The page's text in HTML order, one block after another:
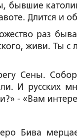
бывшие
Длится и
раз
живи. Ты с
Сены.
И русских
- «Вам
Бива